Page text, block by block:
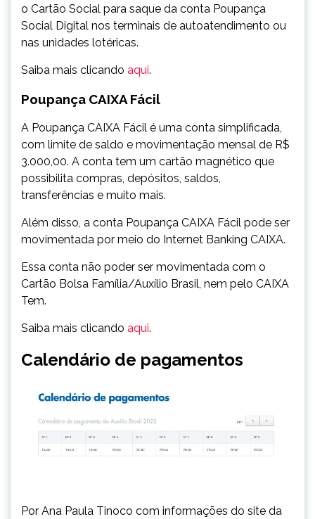
o Cartão Social para saque da conta Poupança
Social Digital nos terminais de autoatendimento ou
nas unidades lotéricas.
Saiba mais clicando aqui.
Poupança CAIXA Fácil
A Poupança CAIXA Fácil é uma conta simplificada,
com limite de saldo e movimentação mensal de R$
3.000,00. A conta tem um cartão magnético que
possibilita compras, depósitos, saldos,
transferências e muito mais.
Além disso, a conta Poupança CAIXA Fácil pode ser
movimentada por meio do Internet Banking CAIXA.
Essa conta não poder ser movimentada com o
Cartão Bolsa Família/Auxílio Brasil, nem pelo CAIXA
Tem.
Saiba mais clicando aqui.
Calendário de pagamentos
Por Ana Paula Tinoco com informações do site da